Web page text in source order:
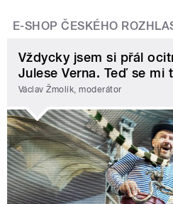
E-SHOP ČESKÉHO
Vždycky jsem si přál
Julese Verna. Teď se mi
Václav Žmolík, moderátor